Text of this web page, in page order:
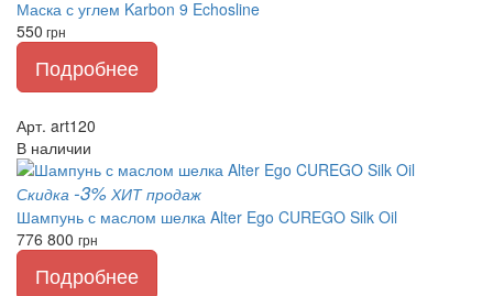
Маска с углем Karbon 9 Echosline
550 грн
Подробнее
Арт. art120
В наличии
Скидка -3% ХИТ продаж
Шампунь с маслом шелка Alter Ego CUREGO Silk Oil
776 800 грн
Подробнее